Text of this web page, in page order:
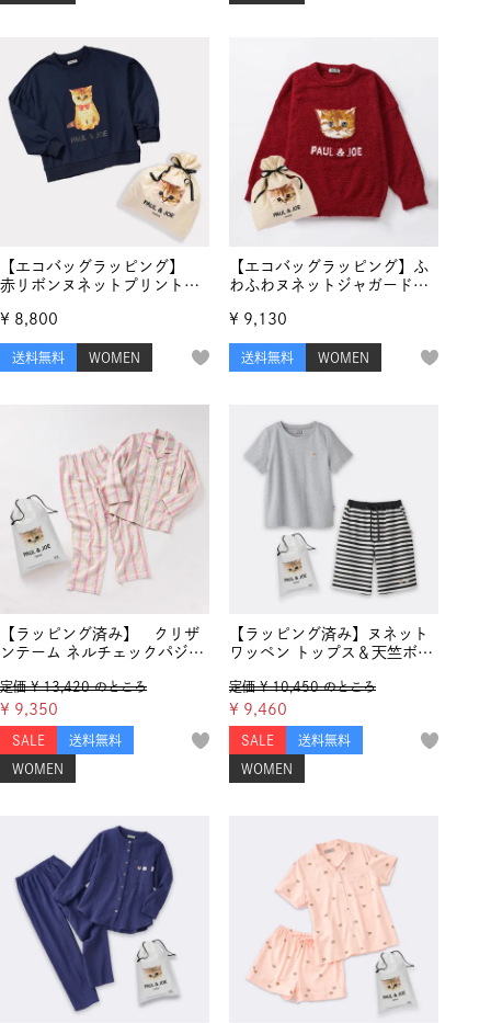
【エコバッグラッピング】
赤リボンヌネットプリント
ップス
¥ 8,800
送料無料 WOMEN
【エコバッグラッピング】ふ
わふわヌネットジャガード
¥ 9,130
送料無料 WOMEN
【ラッピング済み】 クリザ
ンテーム ネルチェックパジャ
定価 ¥ 13,420 のところ
¥ 9,350
SALE 送料無料
WOMEN
【ラッピング済み】ヌネット
ワッペン トップス＆天竺ボー
プ
定価 ¥ 10,450 のところ
¥ 9,460
SALE 送料無料
WOMEN